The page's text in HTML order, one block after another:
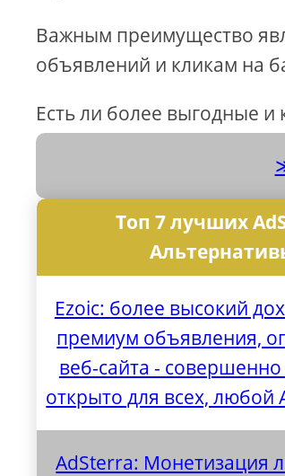
Важным преимущество
объявлений и кликам на
Есть ли более выгодные и
Топ 7 лучших
Ezoic: более высокий
премиум объявления,
веб-сайта -
открыто для всех, любой
AdSterra: Монетизация